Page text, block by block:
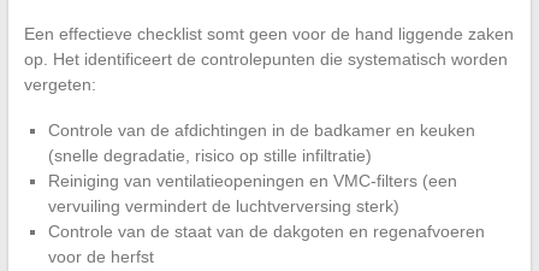
Een effectieve checklist somt geen voor de hand liggende zaken
op. Het identificeert de controlepunten die systematisch worden
vergeten:
Controle van de afdichtingen in de badkamer en keuken
(snelle degradatie, risico op stille infiltratie)
Reiniging van ventilatieopeningen en VMC-filters (een
vervuiling vermindert de luchtverversing sterk)
Controle van de staat van de dakgoten en regenafvoeren
voor de herfst